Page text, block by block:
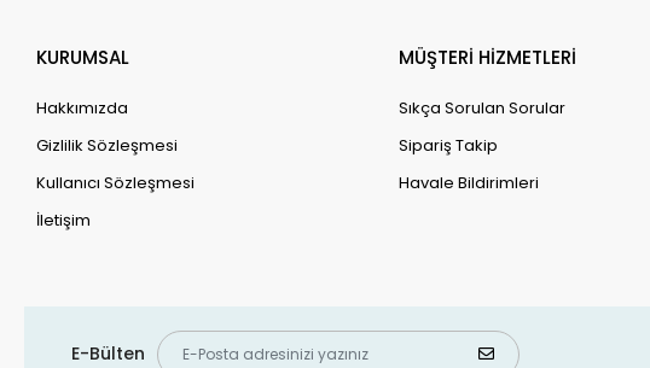
KURUMSAL
Hakkımızda
Gizlilik Sözleşmesi
Kullanıcı Sözleşmesi
İletişim
MÜŞTERİ HİZMETLERİ
Sıkça Sorulan Sorular
Sipariş Takip
Havale Bildirimleri
E-Bülten